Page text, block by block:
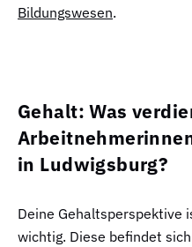
Bildungswesen.
Gehalt: Was
in Ludwigsburg?
Deine Gehaltsperspektive
wichtig. Diese befindet